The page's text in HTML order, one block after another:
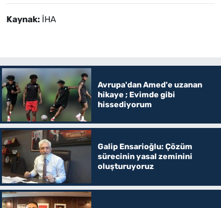
Kaynak: İHA
Avrupa'dan Amed'e uzanan
hikaye ; Evimde gibi
hissediyorum
Galip Ensarioğlu: Çözüm
sürecinin yasal zeminini
oluşturuyoruz